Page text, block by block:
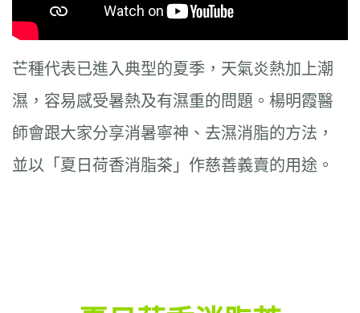
芒種代表已進入典型的夏季，天氣炎熱加上潮
濕，容易感受暑熱及有濕重的問題。楊明霞醫
師會跟大家分享消暑寧神、去濕消脂的方法，
並以「夏日荷香消脂茶」作慈善義賣的用途。